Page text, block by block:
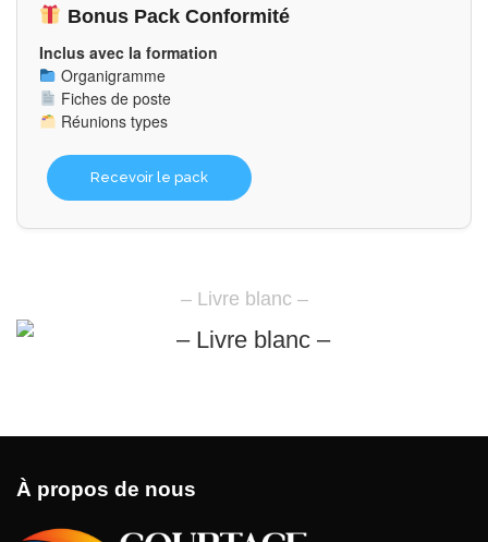
Bonus Pack Conformité
Inclus avec la formation
Organigramme
Fiches de poste
Réunions types
Recevoir le pack
– Livre blanc –
À propos de nous